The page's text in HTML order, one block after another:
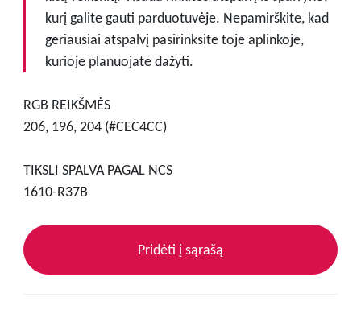
kurį galite gauti parduotuvėje. Nepamirškite, kad
geriausiai atspalvį pasirinksite toje aplinkoje,
kurioje planuojate dažyti.
RGB REIKŠMĖS
206, 196, 204 (#CEC4CC)
TIKSLI SPALVA PAGAL NCS
1610-R37B
Pridėti į sąrašą